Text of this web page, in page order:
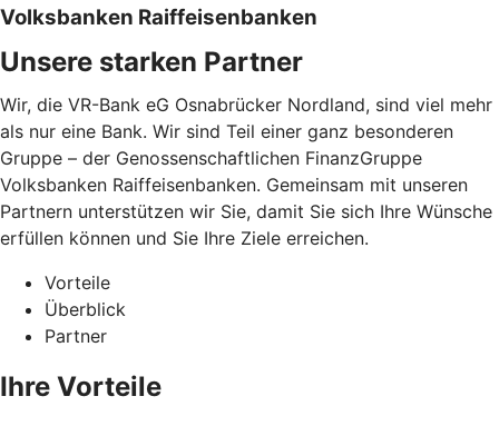
Volksbanken Raiffeisenbanken
Unsere starken Partner
Wir, die VR-Bank eG Osnabrücker Nordland, sind viel mehr
als nur eine Bank. Wir sind Teil einer ganz besonderen
Gruppe – der Genossenschaftlichen FinanzGruppe
Volksbanken Raiffeisenbanken. Gemeinsam mit unseren
Partnern unterstützen wir Sie, damit Sie sich Ihre Wünsche
erfüllen können und Sie Ihre Ziele erreichen.
Vorteile
Überblick
Partner
Ihre Vorteile